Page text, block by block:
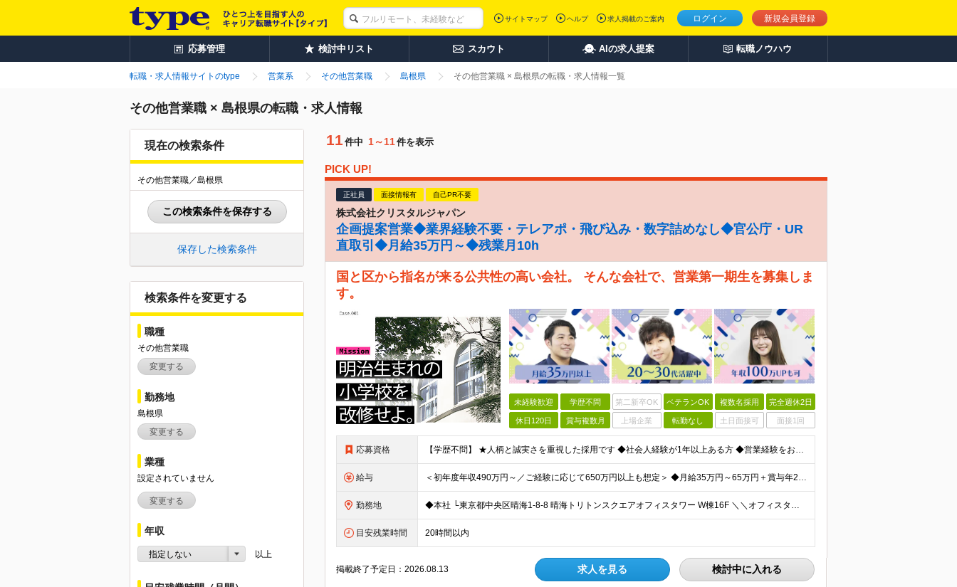
ログイン 新規会員登録
サイトマップ ヘルプ 求人掲載のご案内
応募管理 検討中リスト スカウト AIの求人提案 転職ノウハウ
転職・求人情報サイトのtype 営業系 その他営業職 島根県 その他営業職 × 島根県の転職・求人情報一覧
その他営業職 × 島根県の転職・求人情報
現在の検索条件
その他営業職／島根県
この検索条件を保存する
保存した検索条件
検索条件を変更する
職種
その他営業職
変更する
勤務地
島根県
変更する
業種
設定されていません
変更する
年収
指定しない 以上
11 件中 1～11件を表示
PICK UP!
正社員 面接情報有 自己PR不要
株式会社クリスタルジャパン
企画提案営業◆業界経験不要・テレアポ・飛び込み・数字詰めなし◆官公庁・UR
直取引◆月給35万円～◆残業月10h
国と区から指名が来る公共性の高い会社。 そんな会社で、営業第一期生を募集しま
す。
未経験歓迎 学歴不問 第二新卒OK ベテランOK 複数名採用 完全週休2日
休日120日 賞与複数月 上場企業 転勤なし 土日面接可 面接1回
応募資格 【学歴不問】 ★人柄と誠実さを重視した採用です ◆社会人経験が1年以上ある方 ◆営業経験をお持ちの方は優遇します（法人・個人、業界・商材は不問） ※業界知識・建築知識は不要です。入社後に案件と先輩
給与 ＜初年度年収490万円～／ご経験に応じて650万円以上も想定＞ ◆月給35万円～65万円＋賞与年2回（7月・12月） 【なぜこの給与を払えるのか】 UR都市機構様・日本郵政様・官公庁との直取引で中間
勤務地 ◆本社 └東京都中央区晴海1-8-8 晴海トリトンスクエアオフィスタワー W棟16F ＼＼オフィスタワー内には商業施設が多数併設／／ カフェやレストラン、コンビニやスーパー、 100円ショップなど様
目安残業時間 20時間以内
掲載終了予定日：2026.08.13 求人を見る 検討中に入れる